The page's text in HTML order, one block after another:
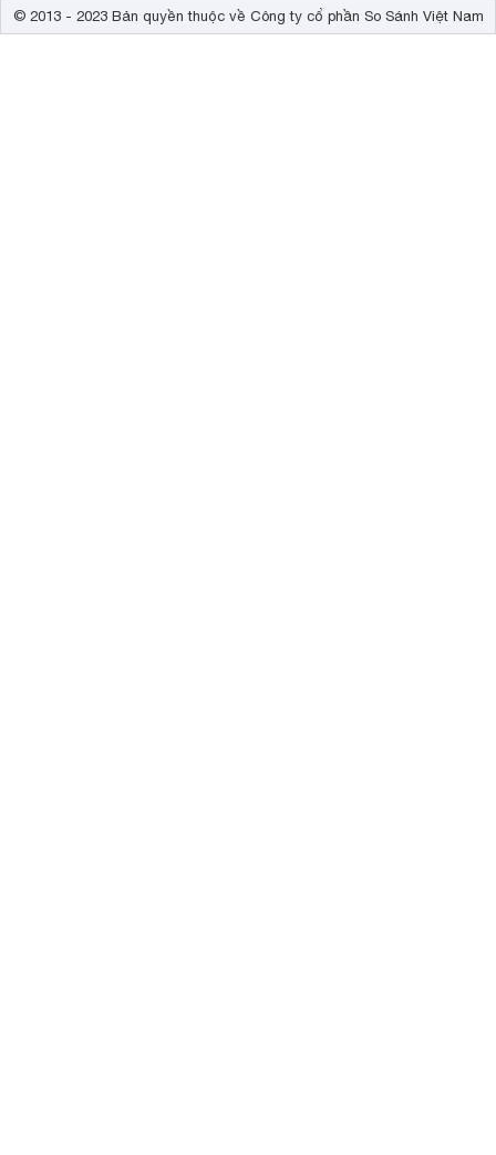
© 2013 - 2023 Bản quyền thuộc về Công ty cổ phần So Sánh Việt Nam